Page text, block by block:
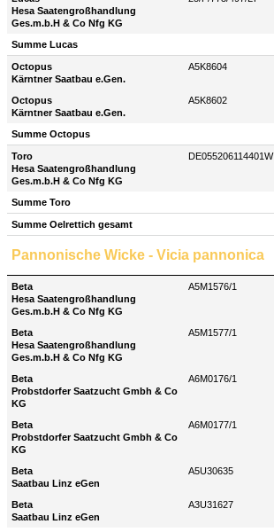
Hesa Saatengroßhandlung
Ges.m.b.H & Co Nfg KG
Summe Lucas
Octopus
Kärntner Saatbau e.Gen.
A5K8604
Octopus
Kärntner Saatbau e.Gen.
A5K8602
Summe Octopus
Toro
Hesa Saatengroßhandlung
Ges.m.b.H & Co Nfg KG
DE055206114401W
Summe Toro
Summe Oelrettich gesamt
Pannonische Wicke - Vicia pannonica
Beta
Hesa Saatengroßhandlung
Ges.m.b.H & Co Nfg KG
A5M1576/1
Beta
Hesa Saatengroßhandlung
Ges.m.b.H & Co Nfg KG
A5M1577/1
Beta
Probstdorfer Saatzucht Gmbh & Co
KG
A6M0176/1
Beta
Probstdorfer Saatzucht Gmbh & Co
KG
A6M0177/1
Beta
Saatbau Linz eGen
A5U30635
Beta
Saatbau Linz eGen
A3U31627